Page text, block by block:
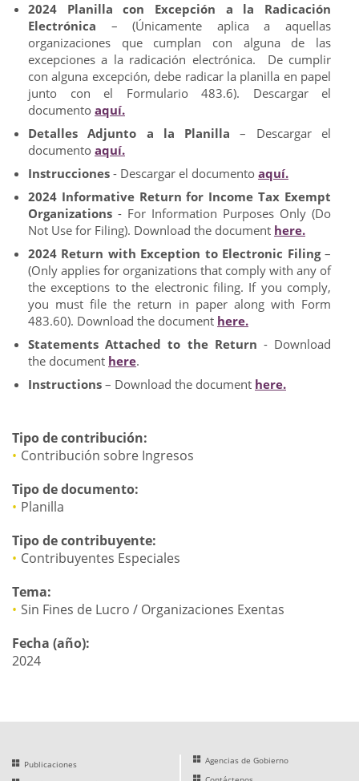
2024 Planilla con Excepción a la Radicación
Electrónica – (Únicamente aplica a aquellas
organizaciones que cumplan con alguna de las
excepciones a la radicación electrónica. De cumplir
con alguna excepción, debe radicar la planilla en papel
junto con el Formulario 483.6). Descargar el
documento aquí.
Detalles Adjunto a la Planilla – Descargar el
documento aquí.
Instrucciones - Descargar el documento aquí.
2024 Informative Return for Income Tax Exempt
Organizations - For Information Purposes Only (Do
Not Use for Filing). Download the document here.
2024 Return with Exception to Electronic Filing–
(Only applies for organizations that comply with any of
the exceptions to the electronic filing. If you comply,
you must file the return in paper along with Form
483.60). Download the document here.
Statements Attached to the Return - Download
the document here.
Instructions – Download the document here.
Tipo de contribución:
Contribución sobre Ingresos
Tipo de documento:
Planilla
Tipo de contribuyente:
Contribuyentes Especiales
Tema:
Sin Fines de Lucro / Organizaciones Exentas
Fecha (año):
2024
Publicaciones
Agencias de Gobierno